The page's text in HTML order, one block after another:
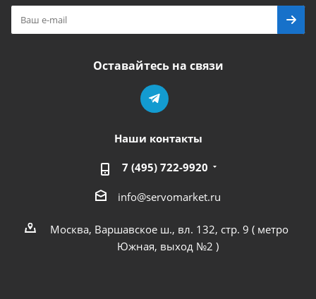
Оставайтесь на связи
Наши контакты
7 (495) 722-9920
info@servomarket.ru
Москва, Варшавское ш., вл. 132, стр. 9 ( метро
Южная, выход №2 )